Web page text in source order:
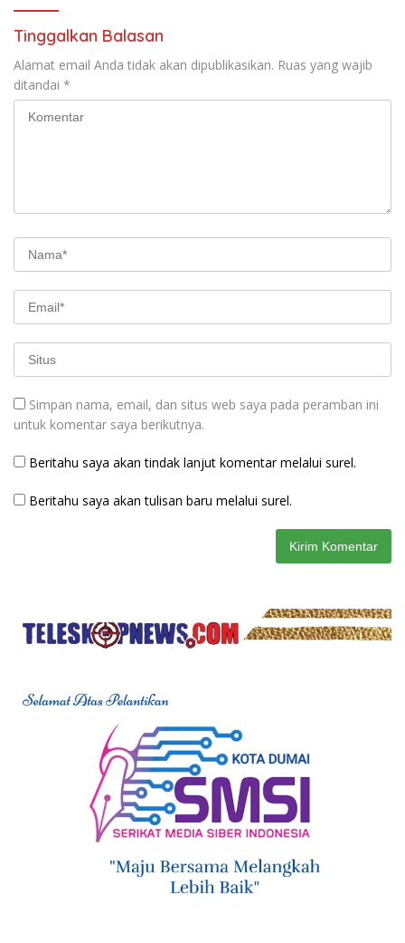
Tinggalkan Balasan
Alamat email Anda tidak akan dipublikasikan. Ruas yang wajib
ditandai *
Simpan nama, email, dan situs web saya pada peramban ini
untuk komentar saya berikutnya.
Beritahu saya akan tindak lanjut komentar melalui surel.
Beritahu saya akan tulisan baru melalui surel.